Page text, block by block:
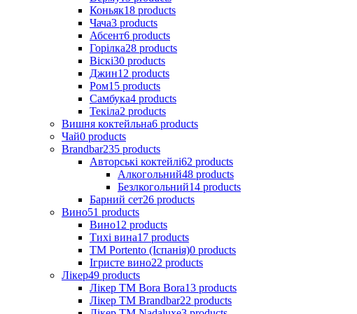
Коньяк18 products
Чача3 products
Абсент6 products
Горілка28 products
Віскі30 products
Джин12 products
Ром15 products
Самбука4 products
Текіла2 products
Вишня коктейльна6 products
Чай0 products
Brandbar235 products
Авторські коктейлі62 products
Алкогольний48 products
Безлкогольний14 products
Барний сет26 products
Вино51 products
Вино12 products
Тихі вина17 products
ТМ Portento (Іспанія)0 products
Ігристе вино22 products
Лікер49 products
Лікер ТМ Bora Bora13 products
Лікер ТМ Brandbar22 products